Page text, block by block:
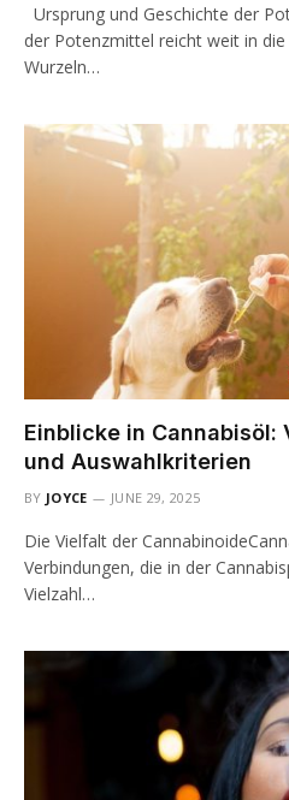
Ursprung und Geschichte der
der Potenzmittel reicht weit in
Wurzeln…
Einblicke in
und Auswahlkriterien
BY JOYCE JUNE 29, 2025
Die Vielfalt der
Verbindungen, die in der
Vielzahl…